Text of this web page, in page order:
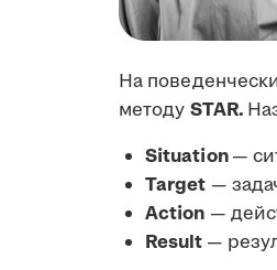
На
методу STAR.
Situation—
Target —
Action —
Result —